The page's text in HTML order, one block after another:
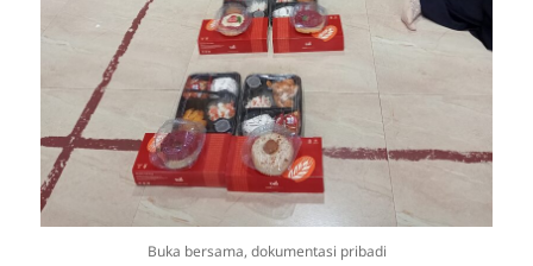
Buka bersama, dokumentasi pribadi